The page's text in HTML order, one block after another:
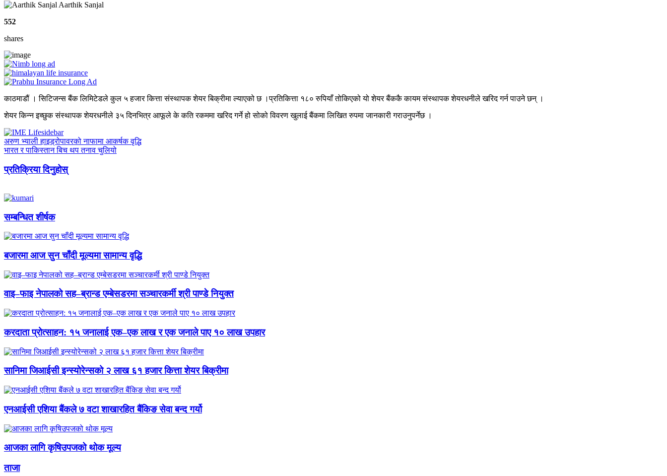
Aarthik Sanjal
552
shares
काठमाडौं । सिटिजन्स बैंक लिमिटेडले कुल ५ हजार कित्ता संस्थापक शेयर बिक्रीमा ल्याएको छ ।प्रतिकित्ता १८० रुपियाँ तोकिएको यो शेयर बैंककै कायम संस्थापक शेयरधनीले खरिद गर्न पाउने छन् ।
शेयर किन्न इच्छुक संस्थापक शेयरधनीले ३५ दिनभित्र आफूले के कति रकममा खरिद गर्ने हो सोको विवरण खुलाई बैंकमा लिखित रुपमा जानकारी गराउनुपर्नेछ ।
अरुण भ्याली हाइड्रोपावरको नाफामा आकर्षक वृद्धि
भारत र पाकिस्तान बिच थप तनाव चुलियो
प्रतिक्रिया दिनुहोस्
सम्बन्धित शीर्षक
बजारमा आज सुन चाँदी मूल्यमा सामान्य वृद्धि
वाइ–फाइ नेपालको सह–ब्रान्ड एम्बेसडरमा सञ्चारकर्मी श्री पाण्डे नियुक्त
करदाता प्रोत्साहन: १५ जनालाई एक–एक लाख र एक जनाले पाए १० लाख उपहार
सानिमा जिआईसी इन्स्योरेन्सको २ लाख ६१ हजार कित्ता शेयर बिक्रीमा
एनआईसी एशिया बैंकले ७ वटा शाखारहित बैंकिङ सेवा बन्द गर्यो
आजका लागि कृषिउपजको थोक मूल्य
ताजा